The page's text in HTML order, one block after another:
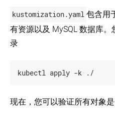
kustomization.yaml 包含用
有资源以及 MySQL 数据库
录
kubectl apply -k ./
现在，您可以验证所有对象是